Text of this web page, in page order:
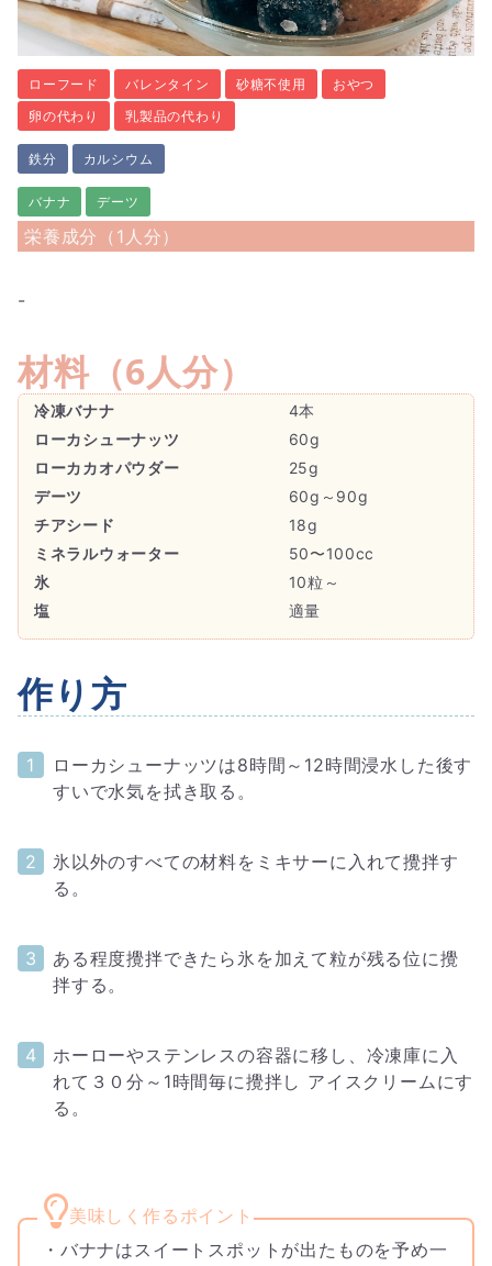
ローフード バレンタイン 砂糖不使用
おやつ
卵の代わり
乳製品の代わり
鉄分 カルシウム
バナナ デーツ
栄養成分（1人分）
-
材料（6人分）
冷凍バナナ
4本
ローカシューナッツ
60g
ローカカオパウダー
25g
デーツ
60g～90g
チアシード
18g
ミネラルウォーター
50〜100cc
氷
10粒～
塩
適量
作り方
ローカシューナッツは8時間～12時間浸水した後す
すいで水気を拭き取る。
氷以外のすべての材料をミキサーに入れて攪拌す
る。
ある程度攪拌できたら氷を加えて粒が残る位に攪
拌する。
ホーローやステンレスの容器に移し、冷凍庫に入
れて３０分～1時間毎に攪拌し アイスクリームにす
る。
・バナナはスイートスポットが出たものを予め一